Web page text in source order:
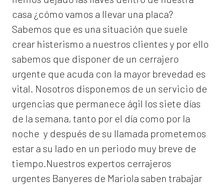
casa ¿cómo vamos a llevar una placa?
Sabemos que es una situación que suele
crear histerismo a nuestros clientes y por ello
sabemos que disponer de un cerrajero
urgente que acuda con la mayor brevedad es
vital. Nosotros disponemos de un servicio de
urgencias que permanece ágil los siete días
de la semana, tanto por el día como por la
noche y después de su llamada prometemos
estar a su lado en un periodo muy breve de
tiempo.Nuestros expertos cerrajeros
urgentes Banyeres de Mariola saben trabajar